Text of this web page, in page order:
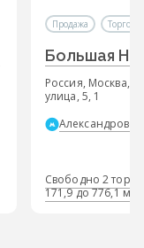
Продажа
Большая
Россия, Москва,
улица, 5, 1
Свободно 2
171,9 до 776,1 м